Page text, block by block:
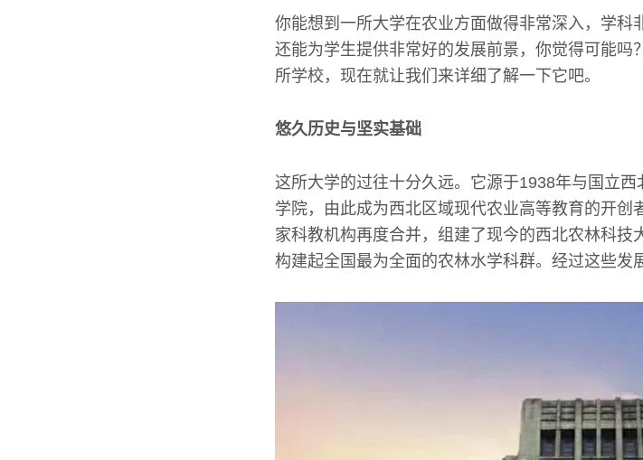
你能想到一所大学在农业方面做得非常深入，学科
还能为学生提供非常好的发展前景，你觉得可能
所学校，现在就让我们来详细了解一下它吧。
悠久历史与坚实基础
这所大学的过往十分久远。它源于1938年与国立
学院，由此成为西北区域现代农业高等教育的开
家科教机构再度合并，组建了现今的西北农林科技
构建起全国最为全面的农林水学科群。经过这些发